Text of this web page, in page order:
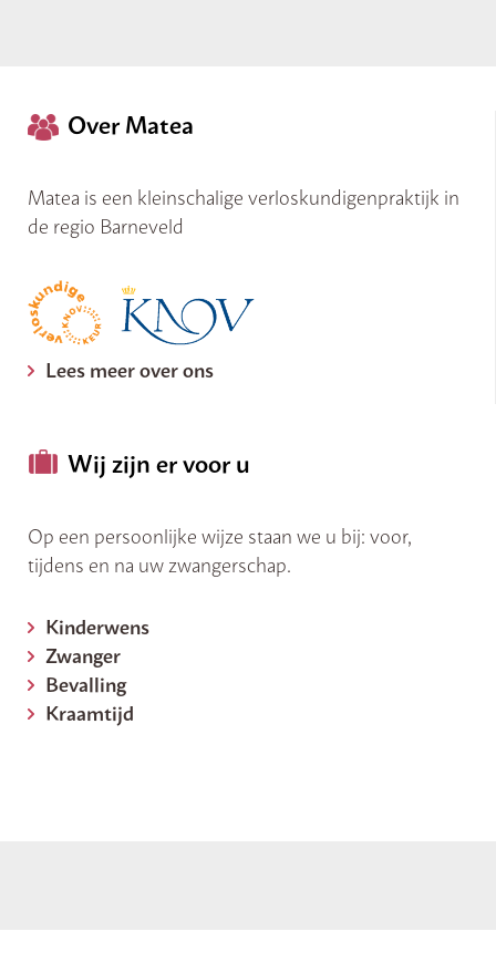
Over Matea
Matea is een kleinschalige verloskundigenpraktijk in
de regio Barneveld
Lees meer over ons
Wij zijn er voor u
Op een persoonlijke wijze staan we u bij: voor,
tijdens en na uw zwangerschap.
Kinderwens
Zwanger
Bevalling
Kraamtijd